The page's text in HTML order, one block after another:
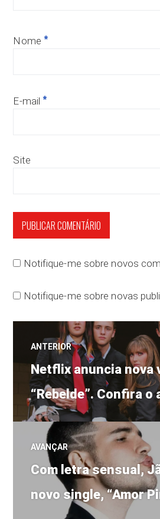
Nome *
E-mail *
Site
Notifique-me sobre novos
Notifique-me sobre novas
Navegação
de
Post
ANTERIOR
Post
anterior:
Netflix anuncia nova
“Rebelde”. Confira o
AVANÇAR
Próximo
post:
Com letra sensual,
novo single, “Amor